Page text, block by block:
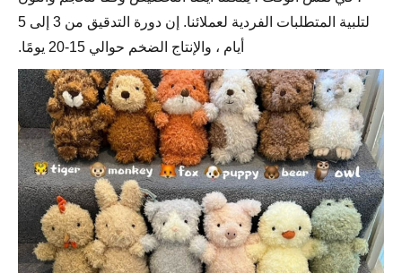
لتلبية المتطلبات الفردية لعملائنا. إن دورة التدقيق من 3 إلى 5
أيام ، والإنتاج الضخم حوالي 15-20 يومًا.